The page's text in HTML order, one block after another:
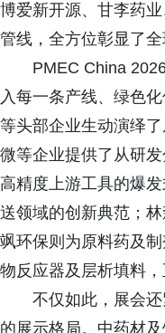
博爱新开源、甘李药
管线，全方位彰显了
PMEC China
入每一条产线、绿色
等头部企业生动演绎
微等企业提供了从研
高精度上游工具的爆
送领域的创新典范；
飒环保则为原料药及
物反应器及层析填料
不仅如此，展会
的展示格局。中药材